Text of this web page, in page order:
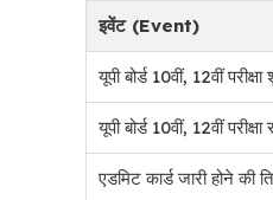
इवेंट (Event)
यूपी बोर्ड 10वीं, 12वीं
यूपी बोर्ड 10वीं, 12वीं
एडमिट कार्ड जारी होने की